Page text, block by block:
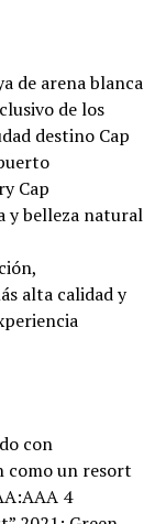
de arena blanca
de los
destino Cap
Cap
y belleza natural
alta calidad y
con
como un resort
4